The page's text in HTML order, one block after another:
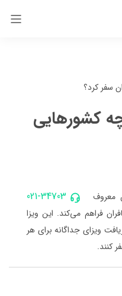
سفر کرد؟
کشورهایی
021-34703
معروف
فراهم می‌کند. این ویزا
ویزای جداگانه برای هر
کنند.